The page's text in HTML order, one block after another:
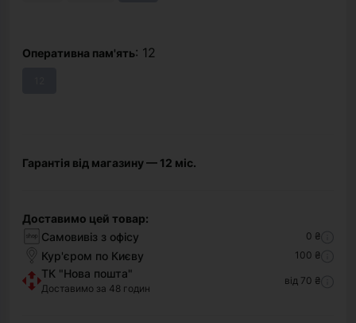
Оперативна пам'ять: 12
Гарантія від магазину — 12 міс.
Доставимо цей товар:
Самовивіз з офісу
0 ₴
Кур'єром по Києву 100 ₴
ТК "Нова пошта"
Доставимо за 48 годин
від 70 ₴